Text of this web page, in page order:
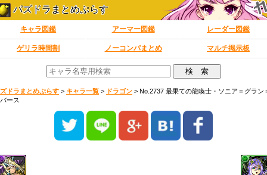
パズドラまとめぷらす
キャラ図鑑 アーマー図鑑 レーダー図鑑
ゲリラ時間割 ノーコンパまとめ マルチ掲示板
ドラまとめぷらす > キャラ一覧 > ドラゴン > No.2737 最果ての龍喚士・ソニア＝グラン
ース